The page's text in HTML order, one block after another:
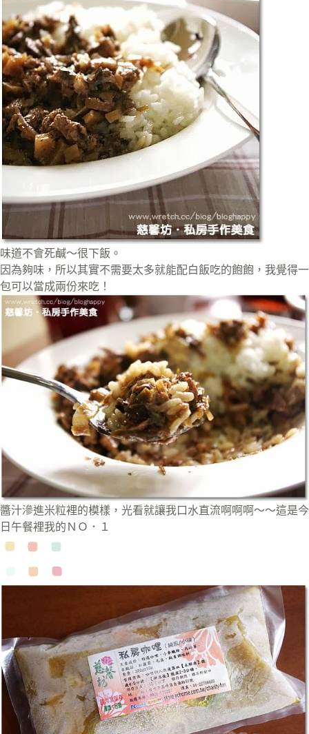
味道不會死鹹～很下飯。
因為夠味，所以其實不需要太多就能配白飯吃的飽飽，我覺得一
包可以當成兩份來吃！
醬汁滲進米粒裡的模樣，光看就讓我口水直流啊啊啊～～這是今
日午餐裡我的ＮＯ．１